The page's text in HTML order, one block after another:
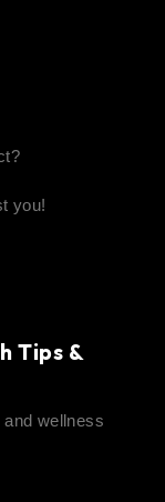
you!
Tips &
wellness